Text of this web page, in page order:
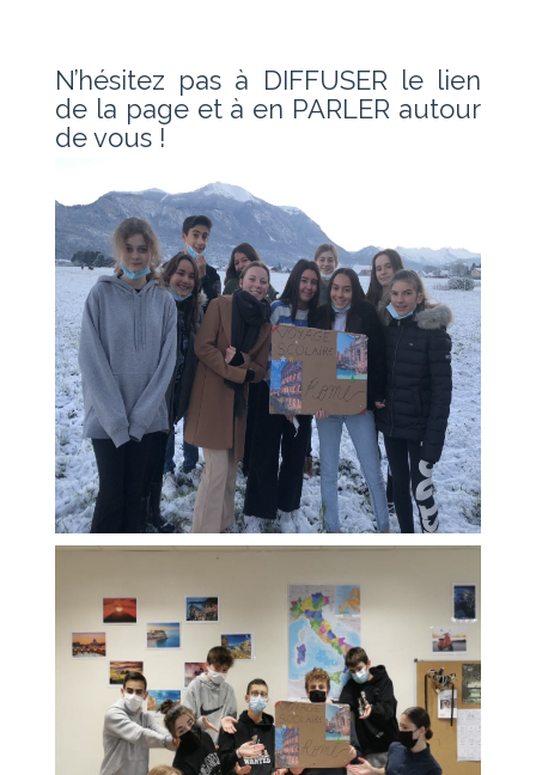
N’hésitez pas à DIFFUSER le lien
de la page et à en PARLER autour
de vous !